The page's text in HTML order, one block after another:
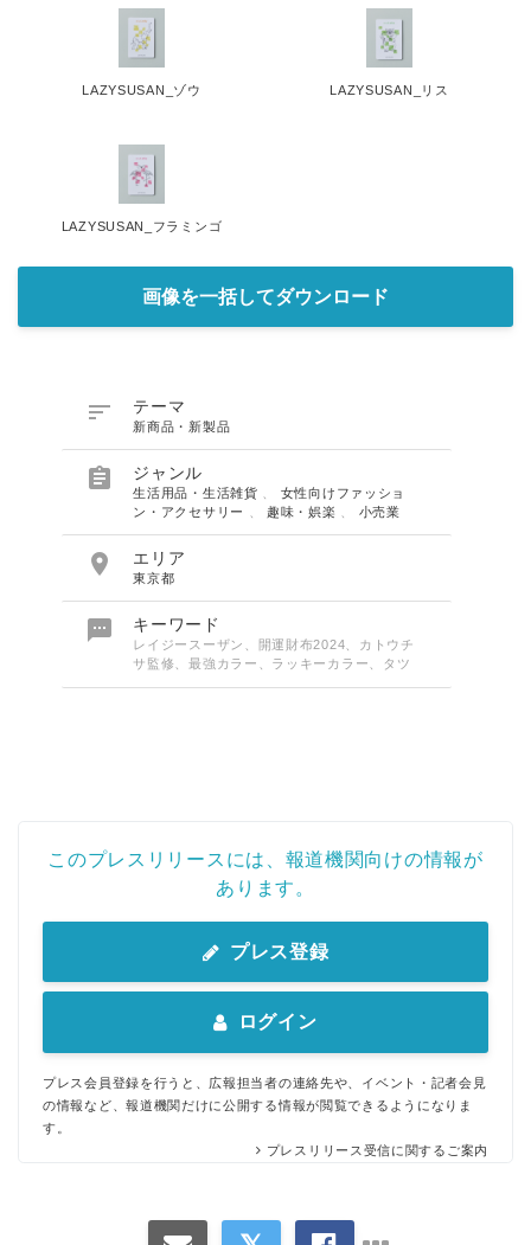
LAZYSUSAN_ゾウ LAZYSUSAN_リス
LAZYSUSAN_フラミンゴ
画像を一括してダウンロード
 テーマ
新商品・新製品
 ジャンル
生活用品・生活雑貨
女性向けファッショ
ン・アクセサリー
、趣味・娯楽 小売業
 エリア
東京都
 キーワード
レイジースーザン、開運財布2024、カトウチ
サ監修、最強カラー、ラッキーカラー、タツ
このプレスリリースには、報道機関向けの情報が
あります。
プレス登録
ログイン
プレス会員登録を行うと、広報担当者の連絡先や、イベント・記者会見
の情報など、報道機関だけに公開する情報が閲覧できるようになりま
す。
プレスリリース受信に関するご案内
Japanese